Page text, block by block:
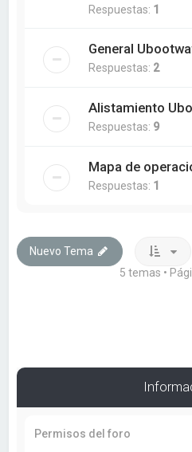
Respuestas: 1
General
Respuestas: 2
Alistamiento
Respuestas: 9
Mapa de
Respuestas: 1
Nuevo Tema
5 temas •
Permisos del foro